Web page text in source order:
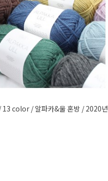
13 color / 알파카&울 혼방 / 2020년